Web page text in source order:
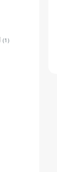
(1)